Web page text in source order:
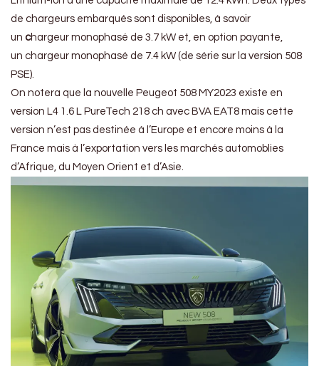
de chargeurs embarqués sont disponibles, à savoir
un chargeur monophasé de 3.7 kW et, en option payante,
un chargeur monophasé de 7.4 kW (de série sur la version 508
PSE).
On notera que la nouvelle Peugeot 508 MY2023 existe en
version L4 1.6 L PureTech 218 ch avec BVA EAT8 mais cette
version n’est pas destinée à l’Europe et encore moins à la
France mais à l’exportation vers les marchés automoblies
d’Afrique, du Moyen Orient et d’Asie.